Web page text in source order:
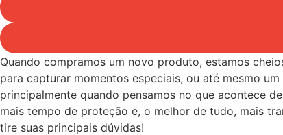
Quando compramos um novo produto, estamos
para capturar momentos especiais, ou até mesmo
principalmente quando pensamos no que acontece
mais tempo de proteção e, o melhor de tudo, mais
tire suas principais dúvidas!